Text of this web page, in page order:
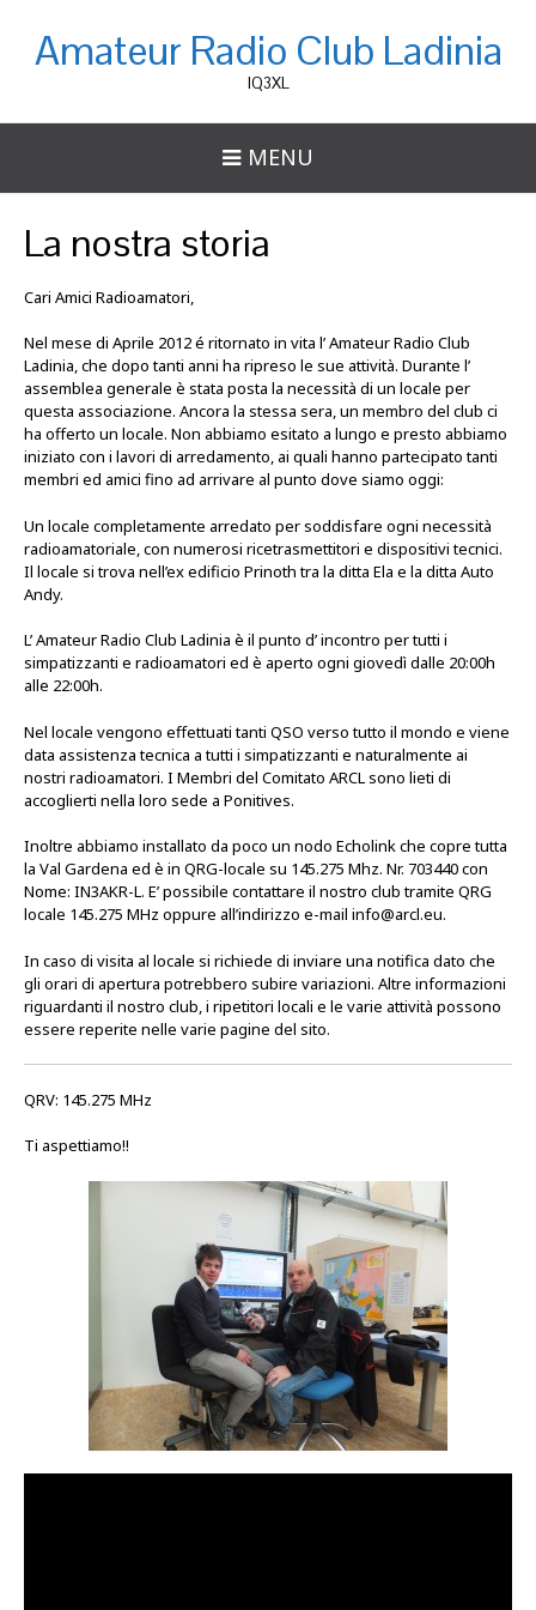
Amateur Radio Club Ladinia
IQ3XL
MENU
La nostra storia
Cari Amici Radioamatori,
Nel mese di Aprile 2012 é ritornato in vita l’ Amateur Radio Club
Ladinia, che dopo tanti anni ha ripreso le sue attività. Durante l’
assemblea generale è stata posta la necessità di un locale per
questa associazione. Ancora la stessa sera, un membro del club ci
ha offerto un locale. Non abbiamo esitato a lungo e presto abbiamo
iniziato con i lavori di arredamento, ai quali hanno partecipato tanti
membri ed amici fino ad arrivare al punto dove siamo oggi:
Un locale completamente arredato per soddisfare ogni necessità
radioamatoriale, con numerosi ricetrasmettitori e dispositivi tecnici.
Il locale si trova nell’ex edificio Prinoth tra la ditta Ela e la ditta Auto
Andy.
L’ Amateur Radio Club Ladinia è il punto d’ incontro per tutti i
simpatizzanti e radioamatori ed è aperto ogni giovedì dalle 20:00h
alle 22:00h.
Nel locale vengono effettuati tanti QSO verso tutto il mondo e viene
data assistenza tecnica a tutti i simpatizzanti e naturalmente ai
nostri radioamatori. I Membri del Comitato ARCL sono lieti di
accoglierti nella loro sede a Ponitives.
Inoltre abbiamo installato da poco un nodo Echolink che copre tutta
la Val Gardena ed è in QRG-locale su 145.275 Mhz. Nr. 703440 con
Nome: IN3AKR-L. E’ possibile contattare il nostro club tramite QRG
locale 145.275 MHz oppure all’indirizzo e-mail info@arcl.eu.
In caso di visita al locale si richiede di inviare una notifica dato che
gli orari di apertura potrebbero subire variazioni. Altre informazioni
riguardanti il nostro club, i ripetitori locali e le varie attività possono
essere reperite nelle varie pagine del sito.
QRV: 145.275 MHz
Ti aspettiamo!!